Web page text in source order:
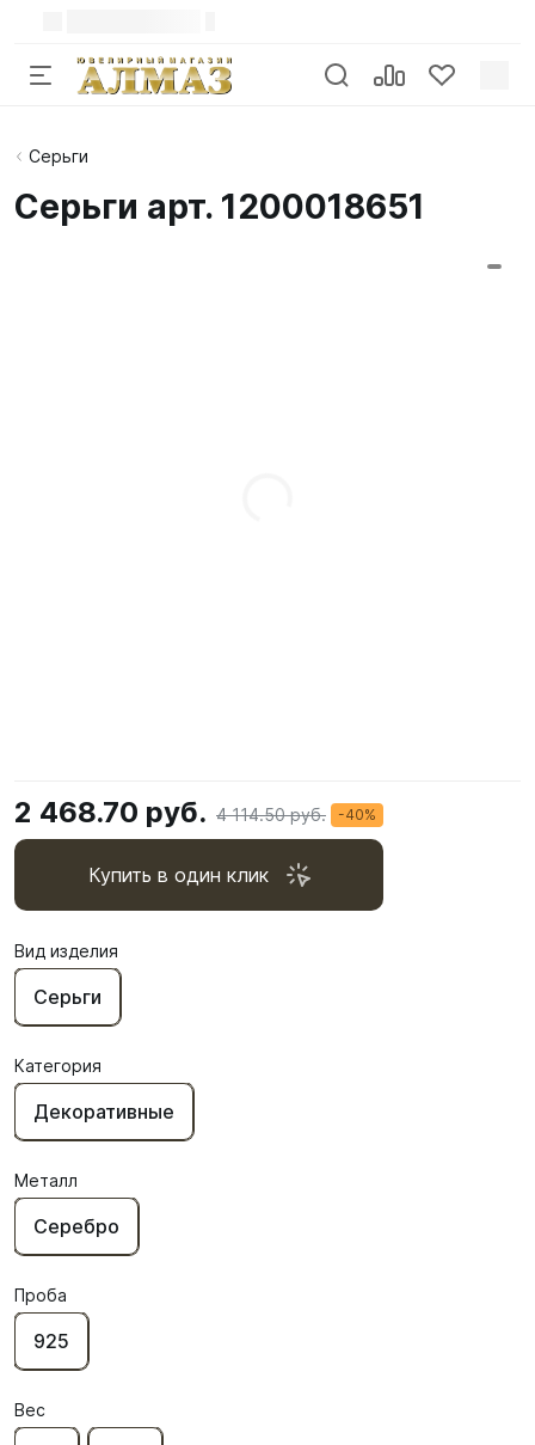
Серьги
Серьги арт. 1200018651
2 468.70 руб. 4 114.50 руб. -40%
Купить в один клик
Вид изделия
Серьги
Категория
Декоративные
Металл
Серебро
Проба
925
Вес